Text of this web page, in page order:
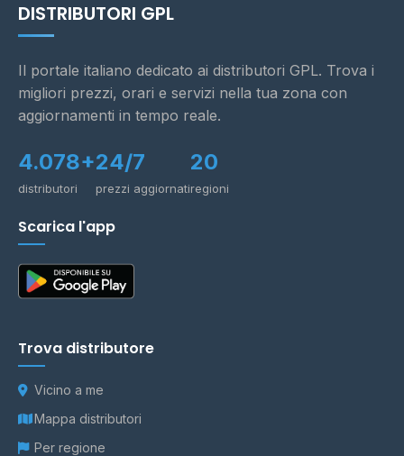
DISTRIBUTORI GPL
Il portale italiano dedicato ai distributori GPL. Trova i
migliori prezzi, orari e servizi nella tua zona con
aggiornamenti in tempo reale.
4.078+
distributori
24/7
prezzi aggiornati
20
regioni
Scarica l'app
Trova distributore
Vicino a me
Mappa distributori
Per regione